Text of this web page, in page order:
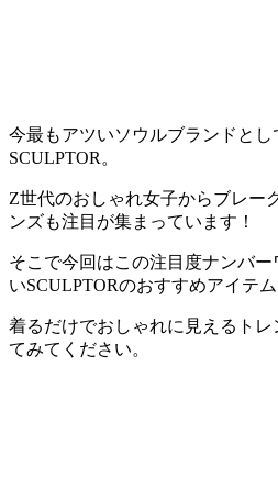
今最もアツいソウルブランドとし
SCULPTOR。
Z世代のおしゃれ女子からブレー
ンズも注目が集まっています！
そこで今回はこの注目度ナンバ
いSCULPTORのおすすめアイテム
着るだけでおしゃれに見えるト
てみてください。